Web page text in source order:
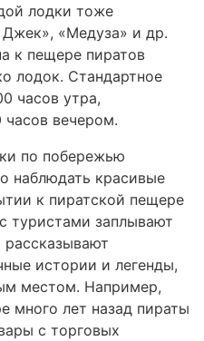
лодки тоже
«Медуза» и др.
к пещере пиратов
лодок. Стандартное
часов утра,
вечером.
по побережью
наблюдать красивые
к пиратской пещере
туристами заплывают
истории и легенды,
местом. Например,
много лет назад пираты
с торговых